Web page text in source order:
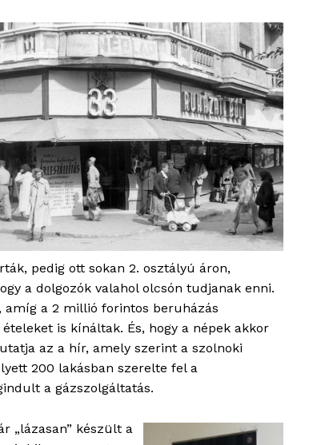
Hasznos
bSZ fiók
Előfizetés
Kapcsolat
Adatkezelési tájékoztató
Hirdetés
pedig ott sokan 2. osztályú áron,
a dolgozók valahol olcsón tudjanak enni.
amíg a 2 millió forintos beruházás
is kínáltak. És, hogy a népek akkor
az a hír, amely szerint a szolnoki
200 lakásban szerelte fel a
a gázszolgáltatás.
„lázasan” készült a